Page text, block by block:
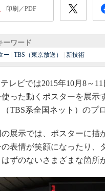
印刷／PDF
ーワード
ー TBS（東京放送） 新技術
レビでは2015年10月8～
った動くポスターを展示
（TBS系全国ネット）のプ
展示では、ポスターに描
表情が笑顔になったり、
ずのないさまざまな箇所